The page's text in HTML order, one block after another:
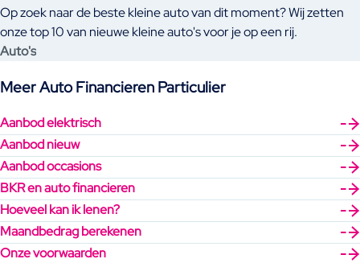
Op zoek naar de beste kleine auto van dit moment? Wij zetten
onze top 10 van nieuwe kleine auto's voor je op een rij.
Auto's
Meer Auto Financieren Particulier
Aanbod elektrisch
Aanbod nieuw
Aanbod occasions
BKR en auto financieren
Hoeveel kan ik lenen?
Maandbedrag berekenen
Onze voorwaarden